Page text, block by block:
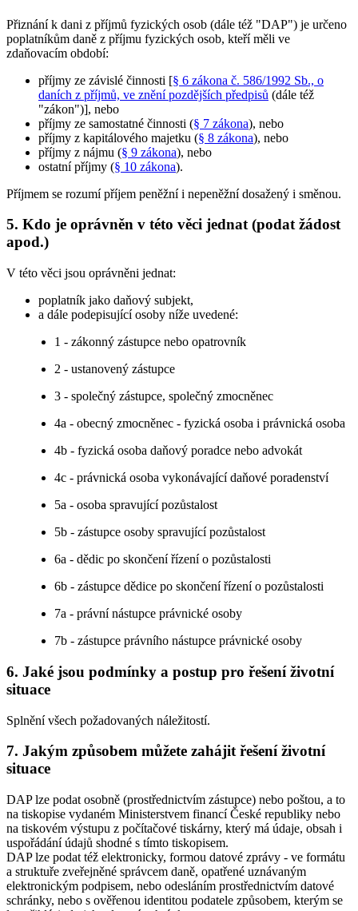
Přiznání k dani z příjmů fyzických osob (dále též "DAP") je určeno
poplatníkům daně z příjmu fyzických osob, kteří měli ve
zdaňovacím období:
příjmy ze závislé činnosti [§ 6 zákona č. 586/1992 Sb., o
daních z příjmů, ve znění pozdějších předpisů (dále též
"zákon")], nebo
příjmy ze samostatné činnosti (§ 7 zákona), nebo
příjmy z kapitálového majetku (§ 8 zákona), nebo
příjmy z nájmu (§ 9 zákona), nebo
ostatní příjmy (§ 10 zákona).
Příjmem se rozumí příjem peněžní i nepeněžní dosažený i směnou.
5. Kdo je oprávněn v této věci jednat (podat žádost
apod.)
V této věci jsou oprávněni jednat:
poplatník jako daňový subjekt,
a dále podepisující osoby níže uvedené:
1 - zákonný zástupce nebo opatrovník
2 - ustanovený zástupce
3 - společný zástupce, společný zmocněnec
4a - obecný zmocněnec - fyzická osoba i právnická osoba
4b - fyzická osoba daňový poradce nebo advokát
4c - právnická osoba vykonávající daňové poradenství
5a - osoba spravující pozůstalost
5b - zástupce osoby spravující pozůstalost
6a - dědic po skončení řízení o pozůstalosti
6b - zástupce dědice po skončení řízení o pozůstalosti
7a - právní nástupce právnické osoby
7b - zástupce právního nástupce právnické osoby
6. Jaké jsou podmínky a postup pro řešení životní
situace
Splnění všech požadovaných náležitostí.
7. Jakým způsobem můžete zahájit řešení životní
situace
DAP lze podat osobně (prostřednictvím zástupce) nebo poštou, a to
na tiskopise vydaném Ministerstvem financí České republiky nebo
na tiskovém výstupu z počítačové tiskárny, který má údaje, obsah i
uspořádání údajů shodné s tímto tiskopisem.
DAP lze podat též elektronicky, formou datové zprávy - ve formátu
a struktuře zveřejněné správcem daně, opatřené uznávaným
elektronickým podpisem, nebo odesláním prostřednictvím datové
schránky, nebo s ověřenou identitou podatele způsobem, kterým se